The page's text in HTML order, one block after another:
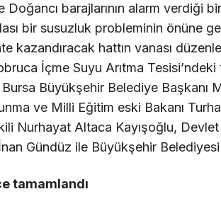
Doğancı barajlarının alarm verdiği
bir susuzluk probleminin önüne
kazandıracak hattın vanası
İçme Suyu Arıtma
Büyükşehir Belediye Başkanı
ve Milli Eğitim eski Bakanı
Nurhayat Altaca Kayışoğlu,
Gündüz ile Büyükşehir
tamamlandı